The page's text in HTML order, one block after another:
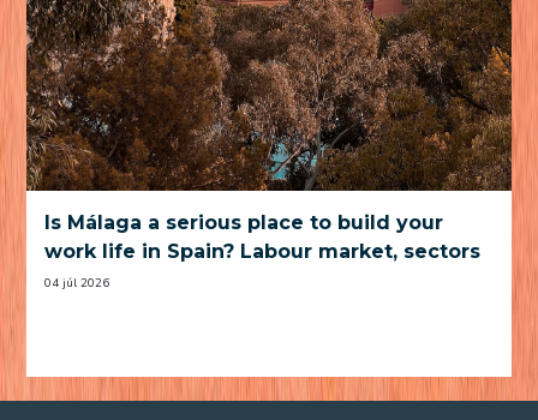
Is Málaga a serious place to build your
work life in Spain? Labour market, sectors
and practical trade-offs
04 júl 2026